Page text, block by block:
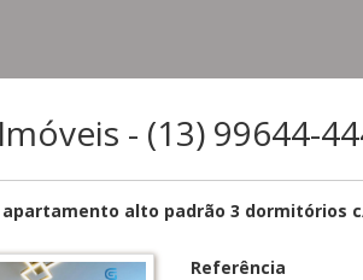
- (13) 99644-
apartamento alto padrão 3 dormitórios
Referência